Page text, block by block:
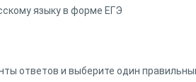
языку в форме ЕГЭ
ответов и выберите один